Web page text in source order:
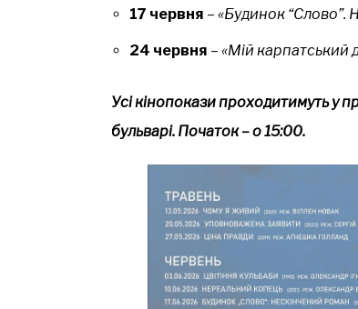
17 червня – «Будинок “Слово”.
24 червня – «Мій карпатський
Усі кінопокази проходитимуть у
бульварі. Початок – о 15:00.